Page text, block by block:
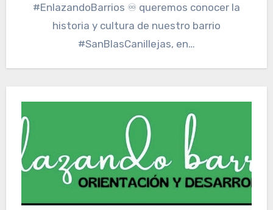
#EnlazandoBarrios ♾ queremos conocer la
historia y cultura de nuestro barrio
#SanBlasCanillejas, en…